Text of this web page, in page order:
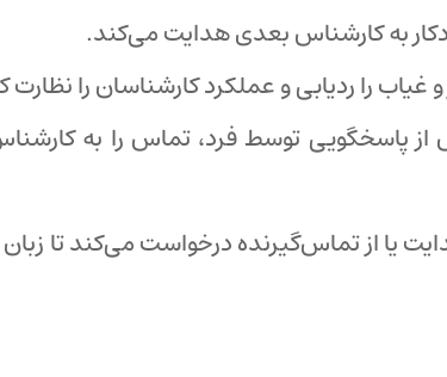
به کارشناس بعدی هدایت می‌کند.
را ردیابی و عملکرد کارشناسان را نظارت
از پاسخگویی توسط فرد، تماس را به
یا از تماس‌گیرنده درخواست می‌کند تا زبان